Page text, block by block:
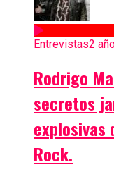
Entrevistas2
Rodrigo
secretos
Rock.